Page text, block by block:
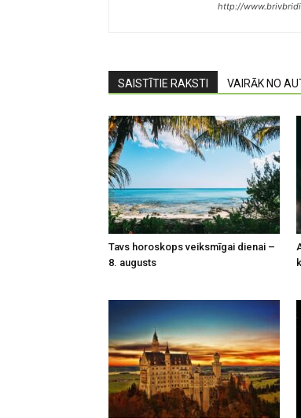
http://
SAISTĪTIE RAKSTI VAIRĀK NO
Tavs horoskops veiksmīgai dienai –
8. augusts